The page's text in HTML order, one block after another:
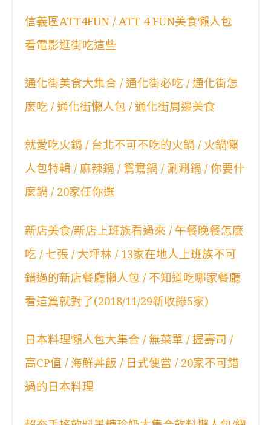
信義區ATT4FUN / ATT 4 FUN美食懶人包
看電影逛街吃這些
通化街美食大集合 / 通化街必吃 / 通化街怎
麼吃 / 通化街懶人包 / 通化街周邊美食
就愛吃火鍋 / 台北不可不吃的火鍋 / 火鍋懶
人包特輯 / 麻辣鍋 / 鴛鴦鍋 / 涮涮鍋 / 你要什
麼鍋 / 20家任你選
新店美食/新店上班族看過來 / 午餐晚餐怎麼
吃 / 七張 / 大坪林 / 13家在地人上班族不可
錯過的新店餐廳懶人包 / 不知道吃哪家餐廳
看這篇就對了(2018/11/29新收錄5家)
日本料理懶人包大集合 / 無菜單 / 握壽司 /
高CP值 / 海鮮丼飯 / 日式便當 / 20家不可錯
過的日本料理